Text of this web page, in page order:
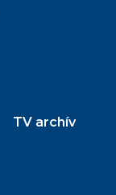
TV archív